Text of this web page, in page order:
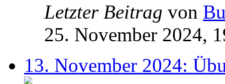
Letzter Beitrag von
25. November 2024,
13. November 2024: